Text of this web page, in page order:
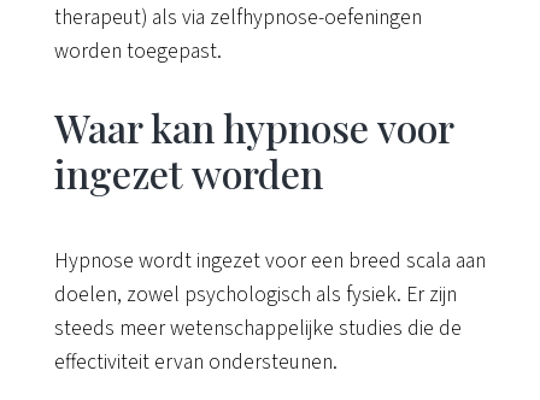
therapeut) als via zelfhypnose-oefeningen
worden toegepast.
Waar kan hypnose voor
ingezet worden
Hypnose wordt ingezet voor een breed scala aan
doelen, zowel psychologisch als fysiek. Er zijn
steeds meer wetenschappelijke studies die de
effectiviteit ervan ondersteunen.